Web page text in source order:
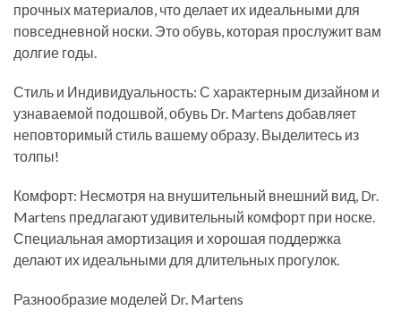
прочных материалов, что делает их идеальными для
повседневной носки. Это обувь, которая прослужит вам
долгие годы.
Стиль и Индивидуальность: С характерным дизайном и
узнаваемой подошвой, обувь Dr. Martens добавляет
неповторимый стиль вашему образу. Выделитесь из
толпы!
Комфорт: Несмотря на внушительный внешний вид, Dr.
Martens предлагают удивительный комфорт при носке.
Специальная амортизация и хорошая поддержка
делают их идеальными для длительных прогулок.
Разнообразие моделей Dr. Martens